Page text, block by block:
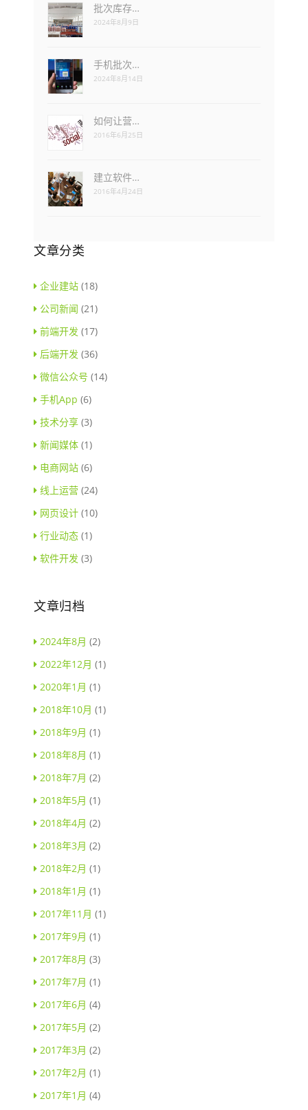
批次库存…
2024年8月9日
手机批次…
2024年8月14日
如何让营…
2016年6月25日
建立软件…
2016年4月24日
文章分类
企业建站 (18)
公司新闻 (21)
前端开发 (17)
后端开发 (36)
微信公众号 (14)
手机App (6)
技术分享 (3)
新闻媒体 (1)
电商网站 (6)
线上运营 (24)
网页设计 (10)
行业动态 (1)
软件开发 (3)
文章归档
2024年8月 (2)
2022年12月 (1)
2020年1月 (1)
2018年10月 (1)
2018年9月 (1)
2018年8月 (1)
2018年7月 (2)
2018年5月 (1)
2018年4月 (2)
2018年3月 (2)
2018年2月 (1)
2018年1月 (1)
2017年11月 (1)
2017年9月 (1)
2017年8月 (3)
2017年7月 (1)
2017年6月 (4)
2017年5月 (2)
2017年3月 (2)
2017年2月 (1)
2017年1月 (4)